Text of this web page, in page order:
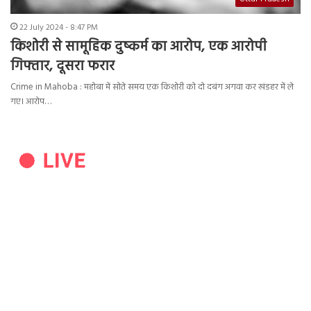
22 July 2024 - 8:47 PM
किशोरी से सामूहिक दुष्कर्म का आरोप, एक आरोपी
गिफ्तार, दूसरा फरार
Crime in Mahoba : महोबा में सोते समय एक किशोरी को दो दबंग अगवा कर खंडहर में ले
गए। आरोप…